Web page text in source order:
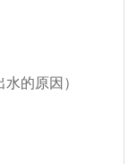
的原因）